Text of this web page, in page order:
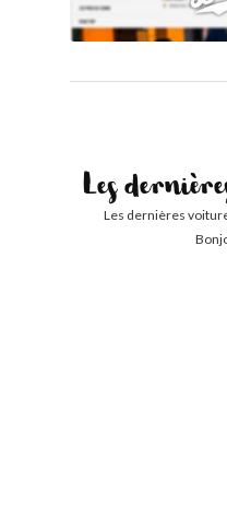
Les
Les dernières